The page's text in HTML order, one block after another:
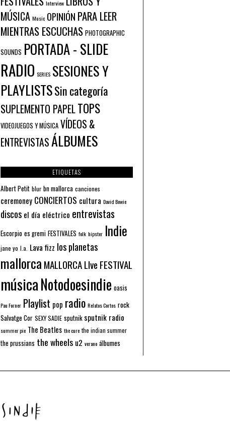
Interview
MÚSICA Music OPINIÓN PARA LEER
MIENTRAS ESCUCHAS PHOTOGRAPHIC
SOUNDS PORTADA - SLIDE
RADIO SERIES SESIONES Y
PLAYLISTSSin categoría
SUPLEMENTO PAPELTOPS
VIDEOJUEGOS Y MÚSICA VÍDEOS &
ENTREVISTASÁLBUMES
ETIQUETAS
Albert Petit blur bn mallorca canciones
ceremoney CONCIERTOS cultura David Bowie
discos el día eléctrico entrevistas
Escorpio es gremi FESTIVALES folk hipster Indie
jane yo l.a. Lava fizz los planetas
mallorca MALLORCA LIve FESTIVAL
músicaNotodoesindie oasis
Pau Forner Playlist pop radio Relatos Cortos rock
Salvatge Cor SEXY SADIE sputnik sputnik radio
summer pie The Beatles the cure the indian summer
the prussians the wheels u2 verano álbumes